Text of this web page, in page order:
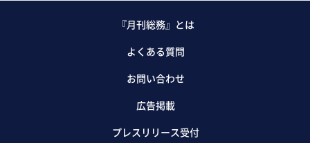
『月刊総務』とは
よくある質問
お問い合わせ
広告掲載
プレスリリース受付